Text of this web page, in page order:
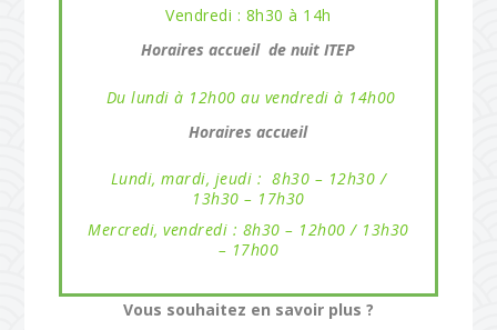
Il a pour missions de :
Exercer l’action éducative et thérapeutique dans le
possible).
Accompagner les parents dans le projet
d’éducation de leur enfant.
projet professionnel.
Vendredi : 8h30 à 14h
Horaires accueil de nuit ITEP
Du lundi à 12h00 au vendredi à 14h00
Horaires accueil
Lundi, mardi, jeudi : 8h30 – 12h30 /
13h30 – 17h30
Mercredi, vendredi : 8h30 – 12h00 / 13h30
– 17h00
Vous souhaitez en savoir plus ?